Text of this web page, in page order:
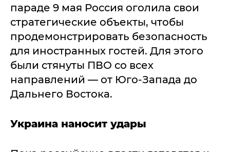
параде 9 мая Россия оголила свои
стратегические объекты, чтобы
продемонстрировать безопасность
для иностранных гостей. Для этого
были стянуты ПВО со всех
направлений — от Юго-Запада до
Дальнего Востока.
Украина наносит удары